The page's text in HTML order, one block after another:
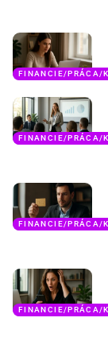
FINANCIE/PRÁCA/
FINANCIE/PRÁCA/
FINANCIE/PRÁCA/
FINANCIE/PRÁCA/